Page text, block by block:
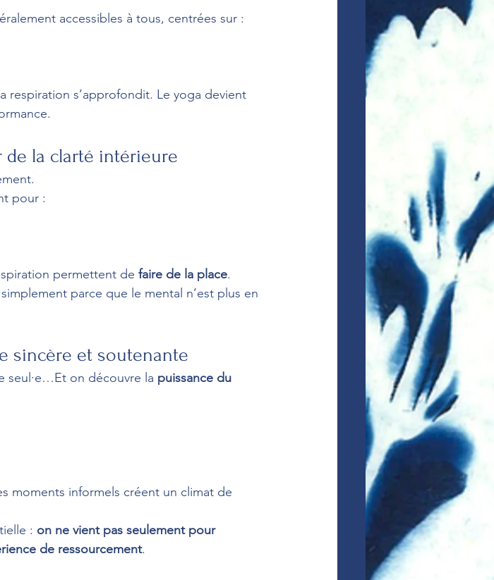
accessibles à tous, centrées sur :
respiration s’approfondit. Le yoga devient
la clarté intérieure
pour :
permettent de faire de la place.
parce que le mental n’est plus en
sincère et soutenante
seul·e…Et on découvre la puissance du
moments informels créent un climat de
: on ne vient pas seulement pour
de ressourcement.